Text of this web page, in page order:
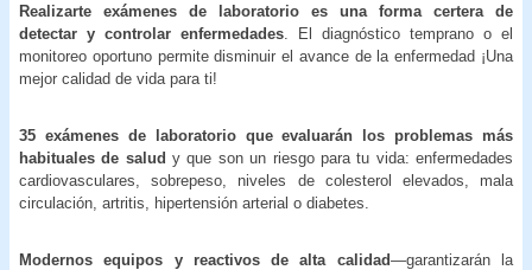
Realizarte exámenes de laboratorio es una forma certera de
detectar y controlar enfermedades . El diagnóstico temprano o el
monitoreo oportuno permite disminuir el avance de la enfermedad ¡Una
mejor calidad de vida para ti!
35 exámenes de laboratorio que evaluarán los problemas más
habituales de salud y que son un riesgo para tu vida: enfermedades
cardiovasculares, sobrepeso, niveles de colesterol elevados, mala
circulación, artritis, hipertensión arterial o diabetes.
Modernos equipos y reactivos de alta calidad—garantizarán la